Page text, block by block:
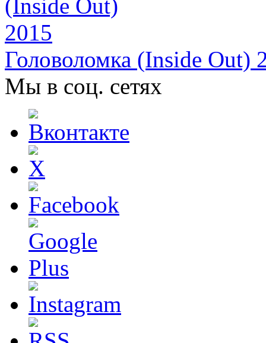
Головоломка (Inside Out)
Мы в соц. сетях